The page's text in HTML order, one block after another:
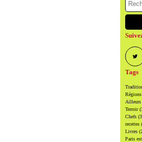
Tags
Régions
Ailleurs
Terroir
Chefs
recettes
Livres
Paris